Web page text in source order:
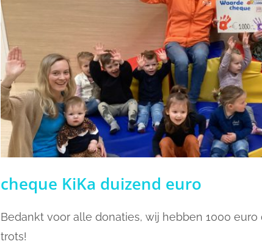
cheque KiKa duizend euro
Bedankt voor alle donaties, wij hebben 1000
trots!